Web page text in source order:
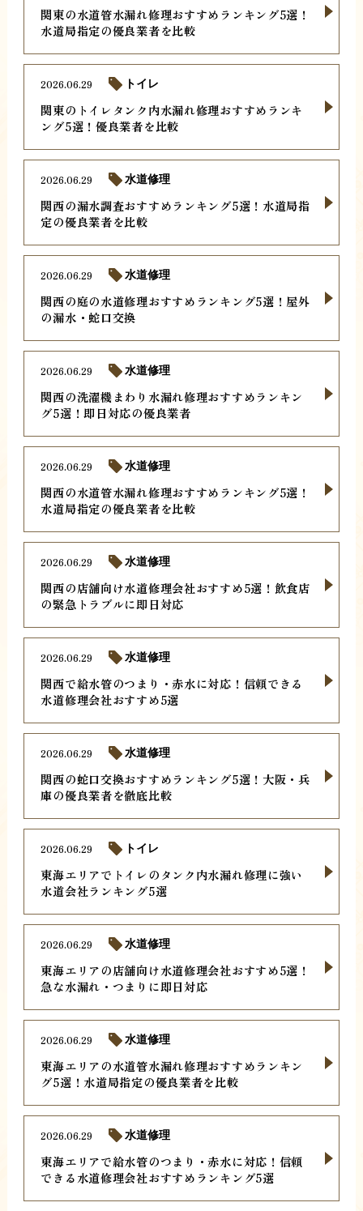
関東の水道管水漏れ修理おすすめランキング5選！
水道局指定の優良業者を比較
関東のトイレタンク内水漏れ修理おすすめランキ
ング5選！優良業者を比較
2026.06.29 トイレ
関西の漏水調査おすすめランキング5選！水道局指
定の優良業者を比較
2026.06.29 水道修理
関西の庭の水道修理おすすめランキング5選！屋外
の漏水・蛇口交換
2026.06.29 水道修理
関西の洗濯機まわり水漏れ修理おすすめランキン
グ5選！即日対応の優良業者
2026.06.29 水道修理
関西の水道管水漏れ修理おすすめランキング5選！
水道局指定の優良業者を比較
2026.06.29 水道修理
関西の店舗向け水道修理会社おすすめ5選！飲食店
の緊急トラブルに即日対応
2026.06.29 水道修理
関西で給水管のつまり・赤水に対応！信頼できる
水道修理会社おすすめ5選
2026.06.29 水道修理
関西の蛇口交換おすすめランキング5選！大阪・兵
庫の優良業者を徹底比較
2026.06.29 水道修理
東海エリアでトイレのタンク内水漏れ修理に強い
水道会社ランキング5選
2026.06.29 トイレ
東海エリアの店舗向け水道修理会社おすすめ5選！
急な水漏れ・つまりに即日対応
2026.06.29 水道修理
東海エリアの水道管水漏れ修理おすすめランキン
グ5選！水道局指定の優良業者を比較
2026.06.29 水道修理
東海エリアで給水管のつまり・赤水に対応！信頼
できる水道修理会社おすすめランキング5選
2026.06.29 水道修理